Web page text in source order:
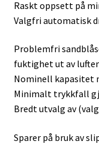
Raskt oppsett på
Valgfri automatisk
Problemfri
fuktighet ut av
Nominell kapasitet
Minimalt trykkfall
Bredt utvalg av
Sparer på bruk av